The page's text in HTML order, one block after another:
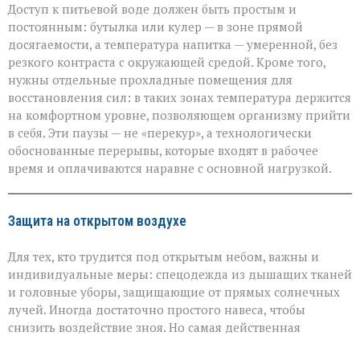
Доступ к питьевой воде должен быть простым и
постоянным: бутылка или кулер — в зоне прямой
досягаемости, а температура напитка — умеренной, без
резкого контраста с окружающей средой. Кроме того,
нужны отдельные прохладные помещения для
восстановления сил: в таких зонах температура держится
на комфортном уровне, позволяющем организму прийти
в себя. Эти паузы — не «перекур», а технологически
обоснованные перерывы, которые входят в рабочее
время и оплачиваются наравне с основной нагрузкой.
Защита на открытом воздухе
Для тех, кто трудится под открытым небом, важны и
индивидуальные меры: спецодежда из дышащих тканей
и головные уборы, защищающие от прямых солнечных
лучей. Иногда достаточно простого навеса, чтобы
снизить воздействие зноя. Но самая действенная